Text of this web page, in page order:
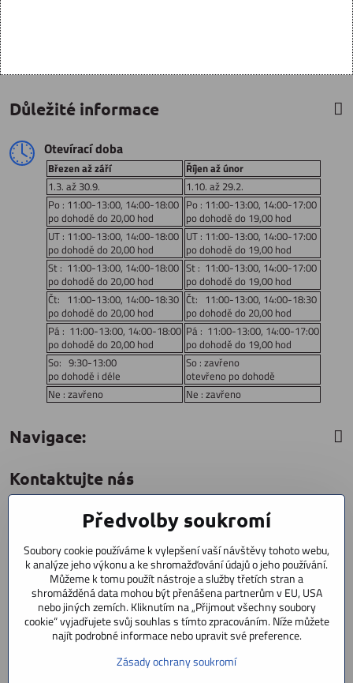
Důležité informace
Otevírací doba
Březen až září
Říjen až únor
1.3. až 30.9.
1.10. až 29.2.
Po : 11:00-13:00, 14:00-18:00
po dohodě do 20,00 hod
Po : 11:00-13:00, 14:00-17:00
po dohodě do 19,00 hod
UT : 11:00-13:00, 14:00-18:00
po dohodě do 20,00 hod
UT : 11:00-13:00, 14:00-17:00
po dohodě do 19,00 hod
St : 11:00-13:00, 14:00-18:00
po dohodě do 20,00 hod
St : 11:00-13:00, 14:00-17:00
po dohodě do 19,00 hod
Čt: 11:00-13:00, 14:00-18:30
po dohodě do 20,00 hod
Čt: 11:00-13:00, 14:00-18:30
po dohodě do 20,00 hod
Pá : 11:00-13:00, 14:00-18:00
po dohodě do 20,00 hod
Pá : 11:00-13:00, 14:00-17:00
po dohodě do 19,00 hod
So: 9:30-13:00
po dohodě i déle
So : zavřeno
otevřeno po dohodě
Ne : zavřeno
Ne : zavřeno
Navigace:
Kontaktujte nás
CYCLESTAR s​.r​.o​.
Praha 5 Radotín
153 00
+420 602 856 404
+420 723 603 807
servis
info​@cyclestar​.cz
Předvolby soukromí
Soubory cookie používáme k vylepšení vaší návštěvy tohoto webu,
k analýze jeho výkonu a ke shromažďování údajů o jeho používání.
Můžeme k tomu použít nástroje a služby třetích stran a
shromážděná data mohou být přenášena partnerům v EU, USA
nebo jiných zemích. Kliknutím na „Přijmout všechny soubory
cookie“ vyjadřujete svůj souhlas s tímto zpracováním. Níže můžete
najít podrobné informace nebo upravit své preference.
Zásady ochrany soukromí